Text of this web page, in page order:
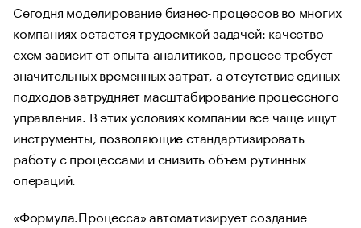
Сегодня моделирование бизнес-процессов во многих
компаниях остается трудоемкой задачей: качество
схем зависит от опыта аналитиков, процесс требует
значительных временных затрат, а отсутствие единых
подходов затрудняет масштабирование процессного
управления. В этих условиях компании все чаще ищут
инструменты, позволяющие стандартизировать
работу с процессами и снизить объем рутинных
операций.
«Формула.Процесса» автоматизирует создание